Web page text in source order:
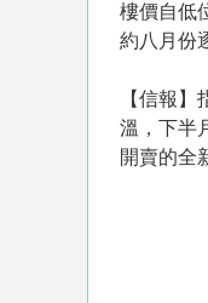
樓價自低
約八月份
【信報
溫，下半
開賣的全